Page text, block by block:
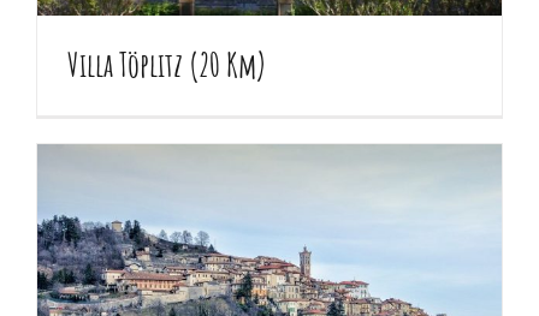
Villa Töplitz (20 Km)